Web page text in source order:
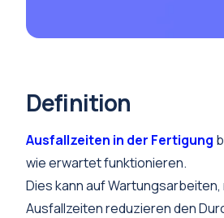
Definition
Ausfallzeiten in der Fertigung
wie erwartet funktionieren.
Dies kann auf
Ausfallzeiten reduzieren den